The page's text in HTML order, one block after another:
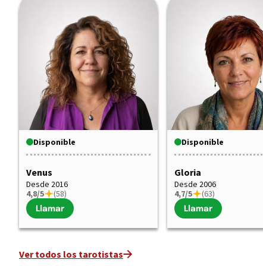
Disponible
Venus
Desde 2016
4,8/5
(58)
Llamar
Disponible
Gloria
Desde 2006
4,7/5
(63)
Llamar
Ver todos los tarotistas